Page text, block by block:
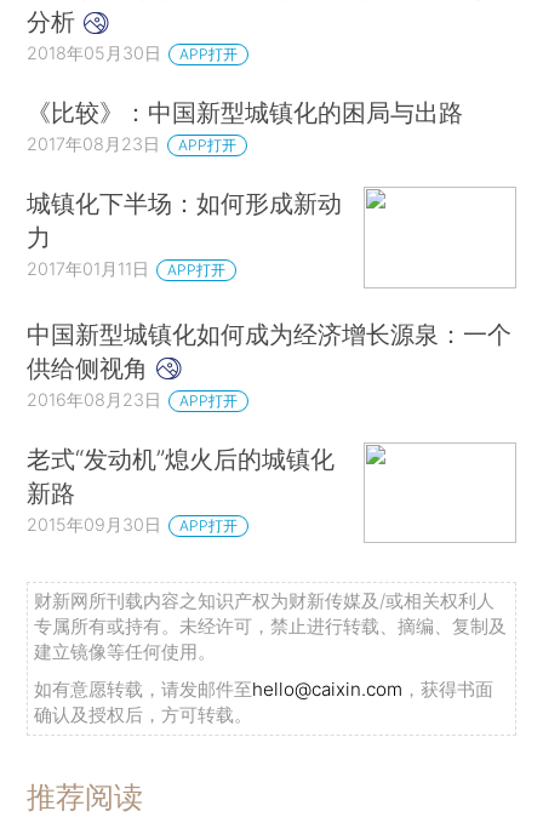
分析
2018年05月30日 APP打开
《比较》：中国新型城镇化的困局与出路
2017年08月23日 APP打开
城镇化下半场：如何形成新动
力
2017年01月11日 APP打开
中国新型城镇化如何成为经济增长源泉：一个
供给侧视角
2016年08月23日 APP打开
老式“发动机”熄火后的城镇化
新路
2015年09月30日 APP打开
财新网所刊载内容之知识产权为财新传媒及/或相关权利人
专属所有或持有。未经许可，禁止进行转载、摘编、复制及
建立镜像等任何使用。
如有意愿转载，请发邮件至hello@caixin.com ，获得书面
确认及授权后，方可转载。
推荐阅读